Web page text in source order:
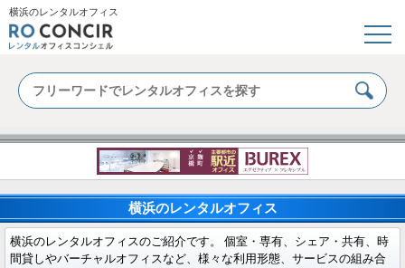
横浜のレンタルオフィス
横浜のレンタルオフィス
横浜のレンタルオフィスのご紹介です。 個室・専有、シェア・共有、時
間貸しやバーチャルオフィスなど、様々な利用形態、サービスの組み合